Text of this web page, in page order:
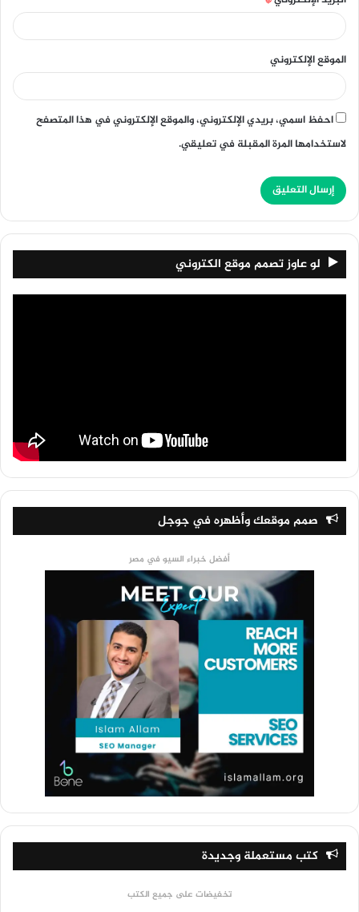
الموقع الإلكتروني
احفظ اسمي، بريدي الإلكتروني، والموقع الإلكتروني في هذا المتصفح
لاستخدامها المرة المقبلة في تعليقي.
لو عاوز تصمم موقع الكتروني
صمم موقعك وأظهره في جوجل
أفضل خبراء السيو في مصر
كتب مستعملة وجديدة
تخفيضات على جميع الكتب